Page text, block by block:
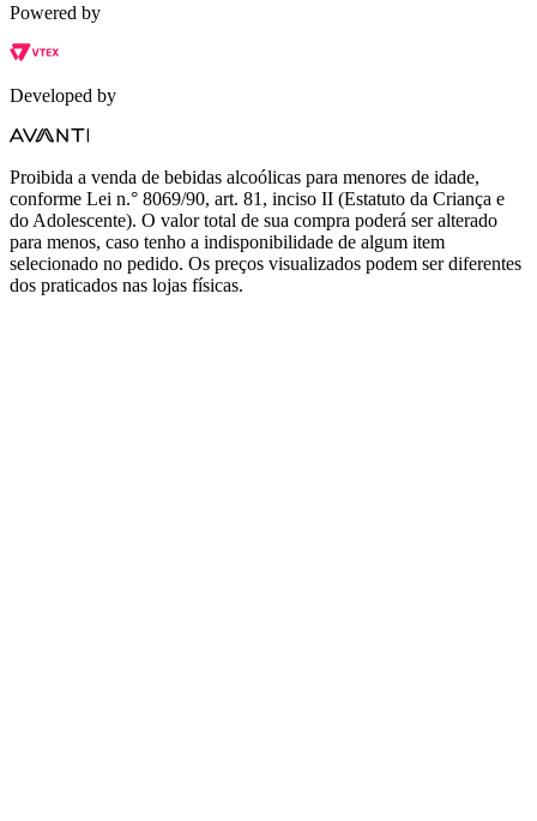
Powered by
Developed by
Proibida a venda de bebidas alcoólicas para menores de idade,
conforme Lei n.° 8069/90, art. 81, inciso II (Estatuto da Criança e
do Adolescente). O valor total de sua compra poderá ser alterado
para menos, caso tenho a indisponibilidade de algum item
selecionado no pedido. Os preços visualizados podem ser diferentes
dos praticados nas lojas físicas.